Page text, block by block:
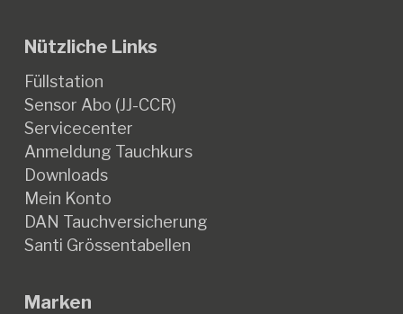
Nützliche Links
Füllstation
Sensor Abo (JJ-CCR)
Servicecenter
Anmeldung Tauchkurs
Downloads
Mein Konto
DAN Tauchversicherung
Santi Grössentabellen
Marken